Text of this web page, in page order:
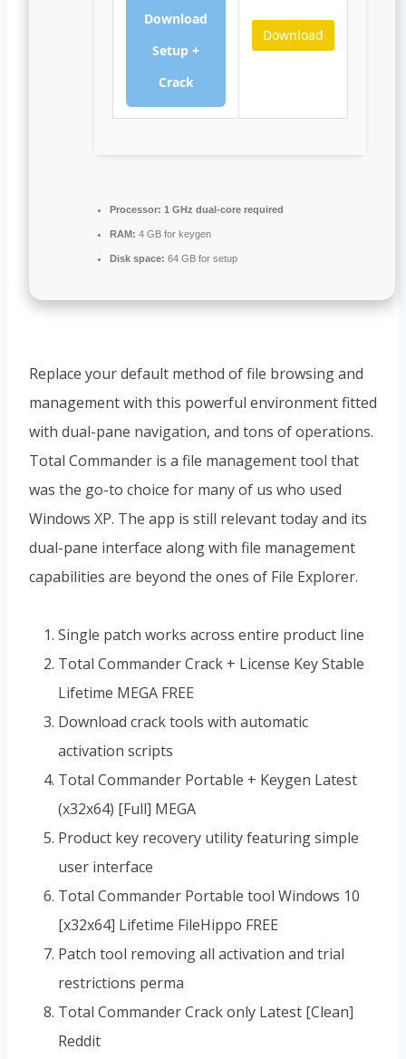
Download
Setup +
Crack
Download
Processor: 1 GHz dual-core required
RAM: 4 GB for keygen
Disk space: 64 GB for setup
Replace your default method of file browsing and
management with this powerful environment fitted
with dual-pane navigation, and tons of operations.
Total Commander is a file management tool that
was the go-to choice for many of us who used
Windows XP. The app is still relevant today and its
dual-pane interface along with file management
capabilities are beyond the ones of File Explorer.
Single patch works across entire product line
Total Commander Crack + License Key Stable
Lifetime MEGA FREE
Download crack tools with automatic
activation scripts
Total Commander Portable + Keygen Latest
(x32x64) [Full] MEGA
Product key recovery utility featuring simple
user interface
Total Commander Portable tool Windows 10
[x32x64] Lifetime FileHippo FREE
Patch tool removing all activation and trial
restrictions perma
Total Commander Crack only Latest [Clean]
Reddit